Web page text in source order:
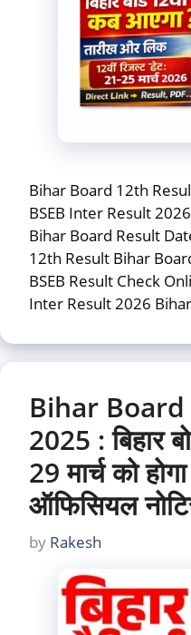
Bihar Board 12th
BSEB Inter Result 2026
Bihar Board Result
12th Result Bihar
BSEB Result Check
Inter Result 2026 Bihar
Bihar
2025 : बिहार
29 मार्च को
ऑफिसियल
by Rakesh